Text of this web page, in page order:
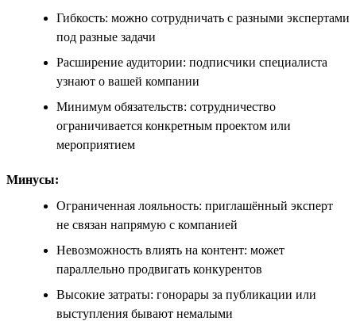
Гибкость: можно сотрудничать с разными экспертами
под разные задачи
Расширение аудитории: подписчики специалиста
узнают о вашей компании
Минимум обязательств: сотрудничество
ограничивается конкретным проектом или
мероприятием
Минусы:
Ограниченная лояльность: приглашённый эксперт
не связан напрямую с компанией
Невозможность влиять на контент: может
параллельно продвигать конкурентов
Высокие затраты: гонорары за публикации или
выступления бывают немалыми